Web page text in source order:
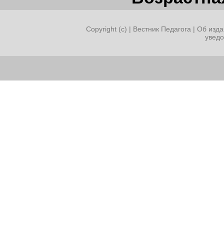
Copyright (c) | Вестник Педагога | Об